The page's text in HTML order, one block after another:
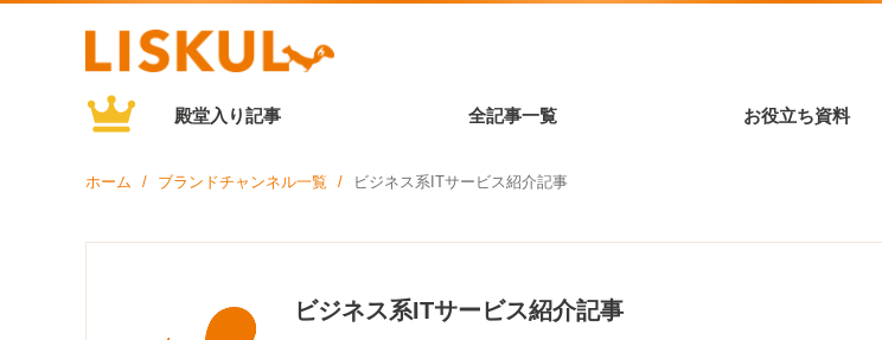
殿堂入り記事 全記事一覧 お役立ち資料
ホーム ブランドチャンネル一覧 ビジネス系ITサービス紹介記事
ビジネス系ITサービス紹介記事